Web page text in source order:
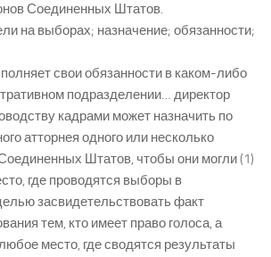
Соединенных Штатов.
на выборах; назначение; обязанности;
свои обязанности в каком-либо
подразделении… директор
кадрами может назначить по
атторнея одного или несколько
Штатов, чтобы они могли (1)
где проводятся выборы в
засвидетельствовать факт
тем, кто имеет право голоса, а
место, где сводятся результаты